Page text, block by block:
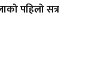
पहिलो सत्र